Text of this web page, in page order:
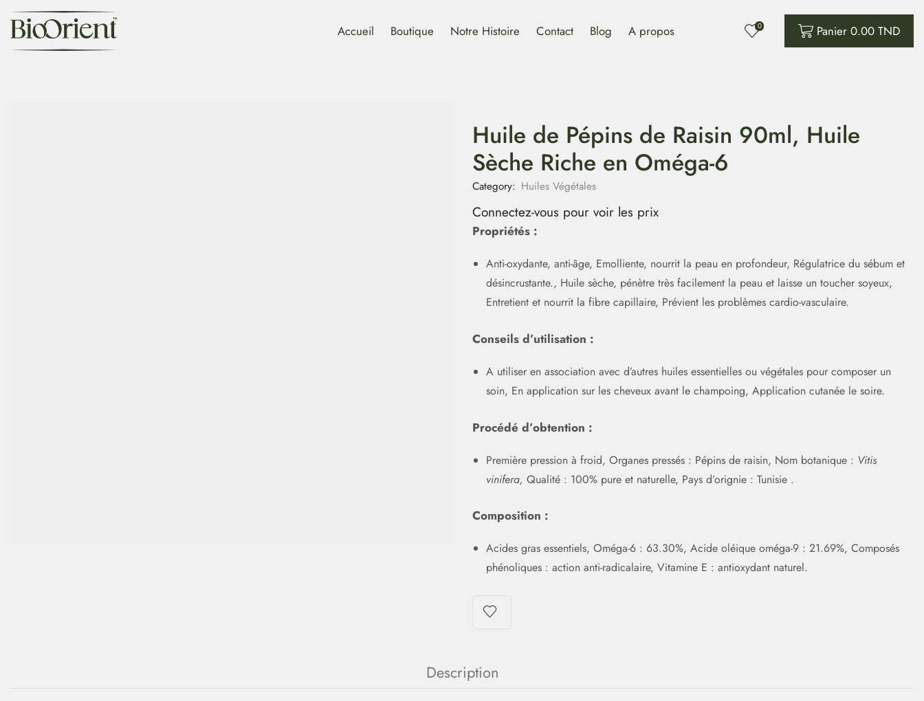
Accueil Boutique Notre Histoire Contact Blog A propos 0 Panier 0.00 TND
Huile de Pépins de Raisin 90ml, Huile
Sèche Riche en Oméga-6
Category: Huiles Végétales
Connectez-vous pour voir les prix
Propriétés :
Anti-oxydante, anti-âge, Emolliente, nourrit la peau en profondeur, Régulatrice du sébum et
désincrustante., Huile sèche, pénètre très facilement la peau et laisse un toucher soyeux,
Entretient et nourrit la fibre capillaire, Prévient les problèmes cardio-vasculaire.
Conseils d’utilisation :
A utiliser en association avec d’autres huiles essentielles ou végétales pour composer un
soin, En application sur les cheveux avant le champoing, Application cutanée le soire.
Procédé d’obtention :
Première pression à froid, Organes pressés : Pépins de raisin, Nom botanique : Vitis
vinifera, Qualité : 100% pure et naturelle, Pays d’orignie : Tunisie .
Composition :
Acides gras essentiels, Oméga-6 : 63.30%, Acide oléique oméga-9 : 21.69%, Composés
phénoliques : action anti-radicalaire, Vitamine E : antioxydant naturel.
Description